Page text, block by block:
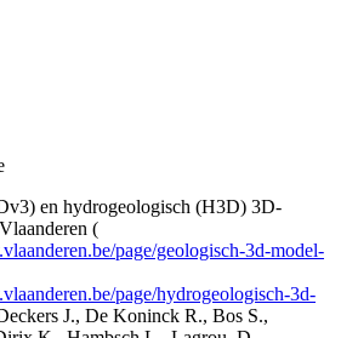
en hydrogeologisch (H3D) 3D-
(
page/geologisch-3d-model-
page/hydrogeologisch-3d-
J., De Koninck R., Bos S.,